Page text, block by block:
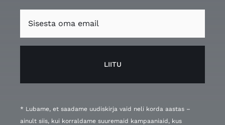
LIITU
* Lubame, et saadame uudiskirja vaid neli korda aastas –
ainult siis, kui korraldame suuremaid kampaaniaid, kus